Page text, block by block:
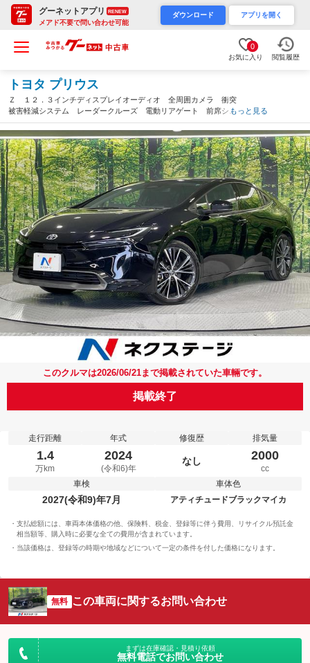
グーネットアプリ RENEW
メアド不要で問い合わせ可能
ダウンロード アプリを開く
0
お気に入り 閲覧履歴
トヨタ プリウス
Ｚ １２．３インチディスプレイオーディオ 全周囲カメラ 衝突
被害軽減システム レーダークルーズ 電動リアゲート 前席シー
トエアコン パワーシート コーナーセンサー スマートキー Ｌ
ＥＤヘッド ＥＴＣ２．０（岐阜県）
もっと見る
このクルマは2026/06/21まで掲載されていた車輛です。
掲載終了
走行距離
1.4
万km
年式
2024
(令和6)年
修復歴
なし
排気量
2000
cc
車検
2027(令和9)年7月
車体色
アティチュードブラックマイカ
支払総額には、車両本体価格の他、保険料、税金、登録等に伴う費用、リサイクル預託金
相当額等、購入時に必要な全ての費用が含まれています。
当該価格は、登録等の時期や地域などについて一定の条件を付した価格になります。
無料 この車両に関するお問い合わせ
まずは在庫確認・見積り依頼
無料電話でお問い合わせ